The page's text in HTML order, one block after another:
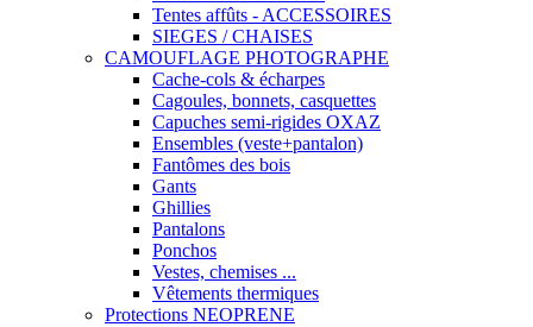
Tentes affûts - ACCESSOIRES
SIEGES / CHAISES
CAMOUFLAGE PHOTOGRAPHE
Cache-cols & écharpes
Cagoules, bonnets, casquettes
Capuches semi-rigides OXAZ
Ensembles (veste+pantalon)
Fantômes des bois
Gants
Ghillies
Pantalons
Ponchos
Vestes, chemises ...
Vêtements thermiques
Protections NEOPRENE